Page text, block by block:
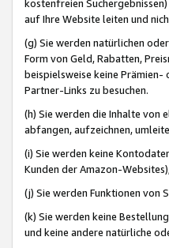
kostenfreien
auf Ihre Website leiten und
(g) Sie werden natürlichen
Form von Geld, Rabatten,
beispielsweise keine
Partner-Links zu besuchen.
(h) Sie werden die Inhalte von
abfangen, aufzeichnen,
(i) Sie werden keine
Kunden der Amazon-
(j) Sie werden Funktionen von
(k) Sie werden keine
und keine andere natürliche